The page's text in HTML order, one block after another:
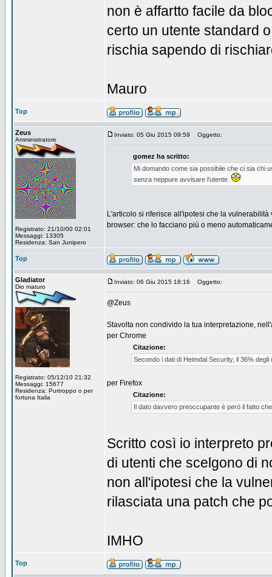
non è affartto facile da
certo un utente standard
rischia sapendo di
Mauro
Top
Zeus
Amministratore
Registrato: 21/10/00 02:01
Messaggi: 13305
Residenza: San Junipero
Inviato: 05 Giu 2015 09:59 Oggetto:
gomez ha scritto:
Mi domando come sia possibile che ci sia chi
senza neppure avvisare l'utente.
L'articolo si riferisce all'ipotesi che la
browser: che lo facciano più o meno
Top
Gladiator
Dio maturo
Registrato: 05/12/10 21:32
Messaggi: 15677
Residenza: Purtroppo o per
fortuna Italia
Inviato: 06 Giu 2015 18:16 Oggetto:
@Zeus
Stavolta non condivido la tua interpretazione,
per Chrome
Citazione:
Secondo i dati di Heimdal Security, il 36%
per Firefox
Citazione:
Il dato davvero preoccupante è però il fatto
Scritto così io interpreto
di utenti che scelgono di
non all'ipotesi che la
rilasciata una patch che
IMHO
Top